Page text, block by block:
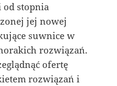
od stopnia
jej nowej
suwnice w
rozwiązań.
ofertę
rozwiązań i